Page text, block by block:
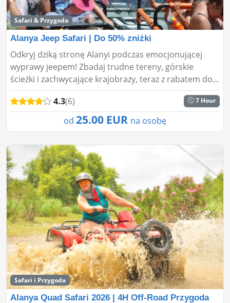
Safari & Przygoda
Alanya Jeep Safari | Do 50% zniżki
Odkryj dziką stronę Alanyi podczas emocjonującej
wyprawy jeepem! Zbadaj trudne tereny, górskie
ścieżki i zachwycające krajobrazy, teraz z rabatem do
50%. Zarezerwuj już teraz na pełen przygód dzień na
łonie n...
4.3(6) 7 Hour
od 25.00 EUR na osobę
Safari i Przygoda
Alanya Quad Safari 2026 | 4H Off-Road Przygoda